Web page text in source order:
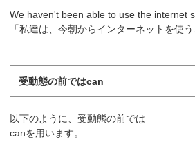
We haven't been able to use the internet
「私達は、今朝からインターネットを使
受動態の前ではcan
以下のように、受動態の前では
canを用います。